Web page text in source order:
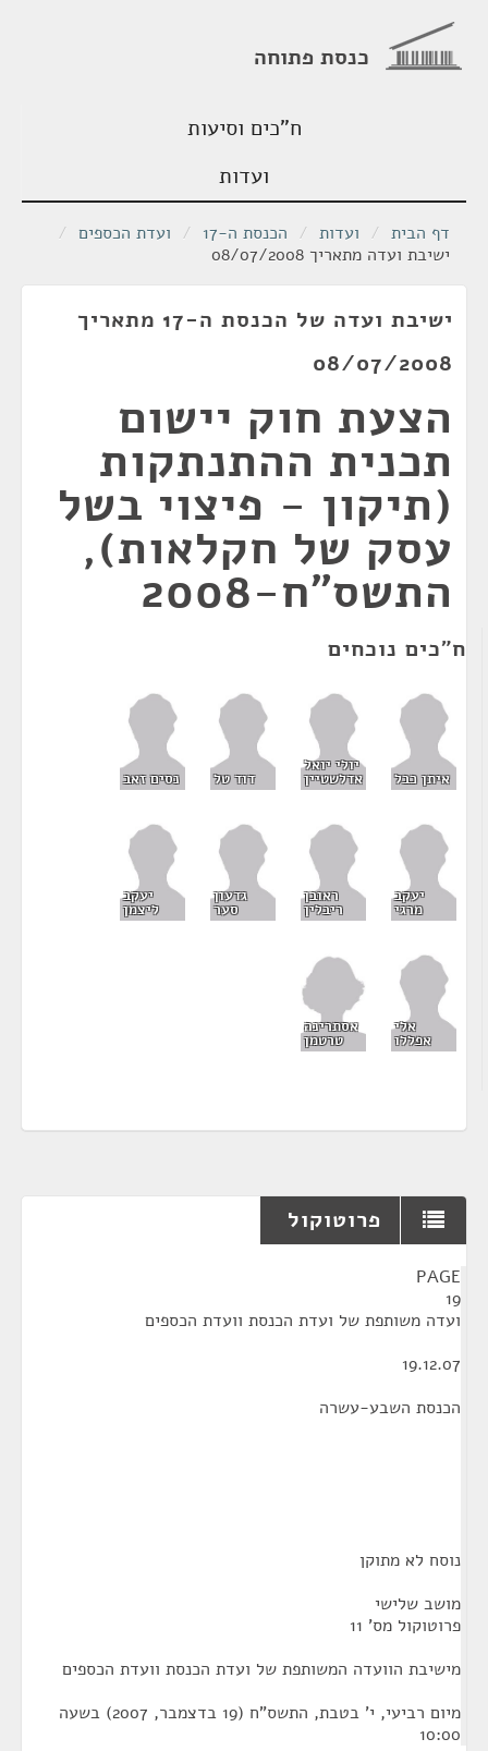
כנסת פתוחה
ח"כים וסיעות
ועדות
דף הבית / ועדות / הכנסת ה-17 / ועדת הכספים /
ישיבת ועדה מתאריך 08/07/2008
ישיבת ועדה של הכנסת ה-17 מתאריך
08/07/2008
הצעת חוק יישום
תכנית ההתנתקות
(תיקון - פיצוי בשל
עסק של חקלאות),
התשס"ח-2008
ח"כים נוכחים
איתן כבל
יולי יואל
אדלשטיין דוד טל נסים זאב
יעקב
מרגי
ראובן
ריבלין
גדעון
סער
יעקב
ליצמן
אלי
אפללו
אסתרינה
טרטמן
פרוטוקול
PAGE
19
ועדה משותפת של ועדת הכנסת וועדת הכספים
19.12.07
הכנסת השבע-עשרה
נוסח לא מתוקן
מושב שלישי
פרוטוקול מס' 11
מישיבת הוועדה המשותפת של ועדת הכנסת וועדת הכספים
מיום רביעי, י' בטבת, התשס"ח (19 בדצמבר, 2007) בשעה
10:00